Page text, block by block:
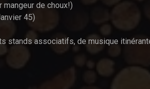
mangeur de choux!)
45)
stands associatifs, de musique